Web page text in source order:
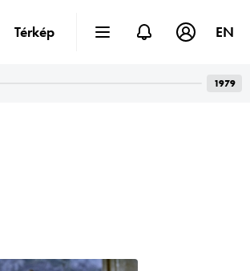
Térkép EN
1979